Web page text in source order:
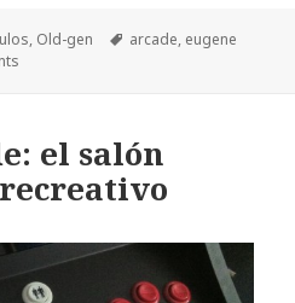
, Old-gen Etiquetas
arcade, eugene
el salón